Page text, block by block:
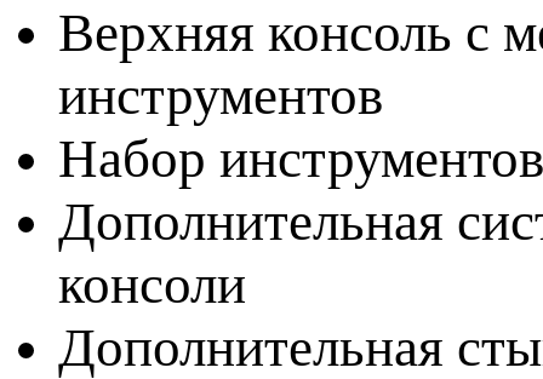
Верхняя консоль с
инструментов
Набор
Дополнительная
консоли
Дополнительная